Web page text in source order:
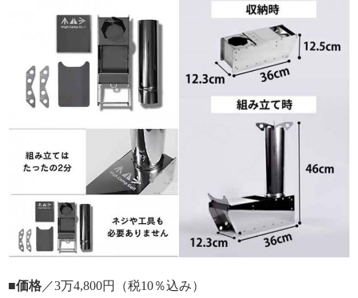
■価格 ／3万4,800円（税10％込み）